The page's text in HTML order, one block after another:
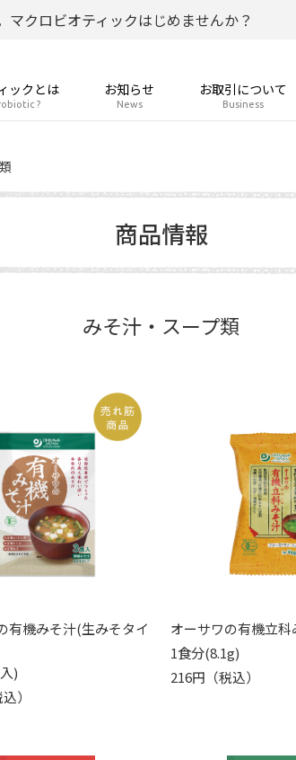
クロビオティックはじめませんか？
ックとは
?
お知らせ
News
お取引について
Business
商品情報
みそ汁・スープ類
有機みそ汁(生みそタイ
)
）
オーサワの有機立科
1食分(8.1g)
216円（税込）